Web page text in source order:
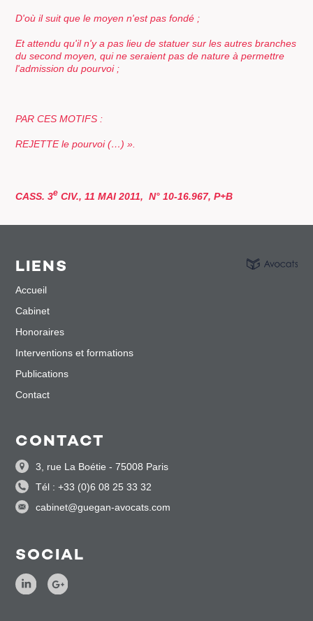
D'où il suit que le moyen n'est pas fondé ;
Et attendu qu'il n'y a pas lieu de statuer sur les autres branches
du second moyen, qui ne seraient pas de nature à permettre
l'admission du pourvoi ;
PAR CES MOTIFS :
REJETTE le pourvoi(…) ».
CASS. 3e CIV., 11 MAI 2011, N° 10-16.967, P+B
LIENS
Accueil
Cabinet
Honoraires
Interventions et formations
Publications
Contact
CONTACT
3, rue La Boétie - 75008 Paris
Tél : +33 (0)6 08 25 33 32
cabinet@guegan-avocats.com
SOCIAL